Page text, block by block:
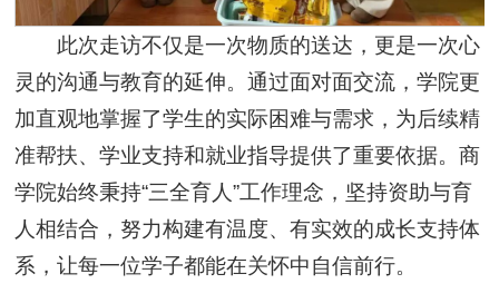
此次走访不仅是一次物质的送达，更是一次心
灵的沟通与教育的延伸。通过面对面交流，学院更
加直观地掌握了学生的实际困难与需求，为后续精
准帮扶、学业支持和就业指导提供了重要依据。商
学院始终秉持“三全育人”工作理念，坚持资助与育
人相结合，努力构建有温度、有实效的成长支持体
系，让每一位学子都能在关怀中自信前行。